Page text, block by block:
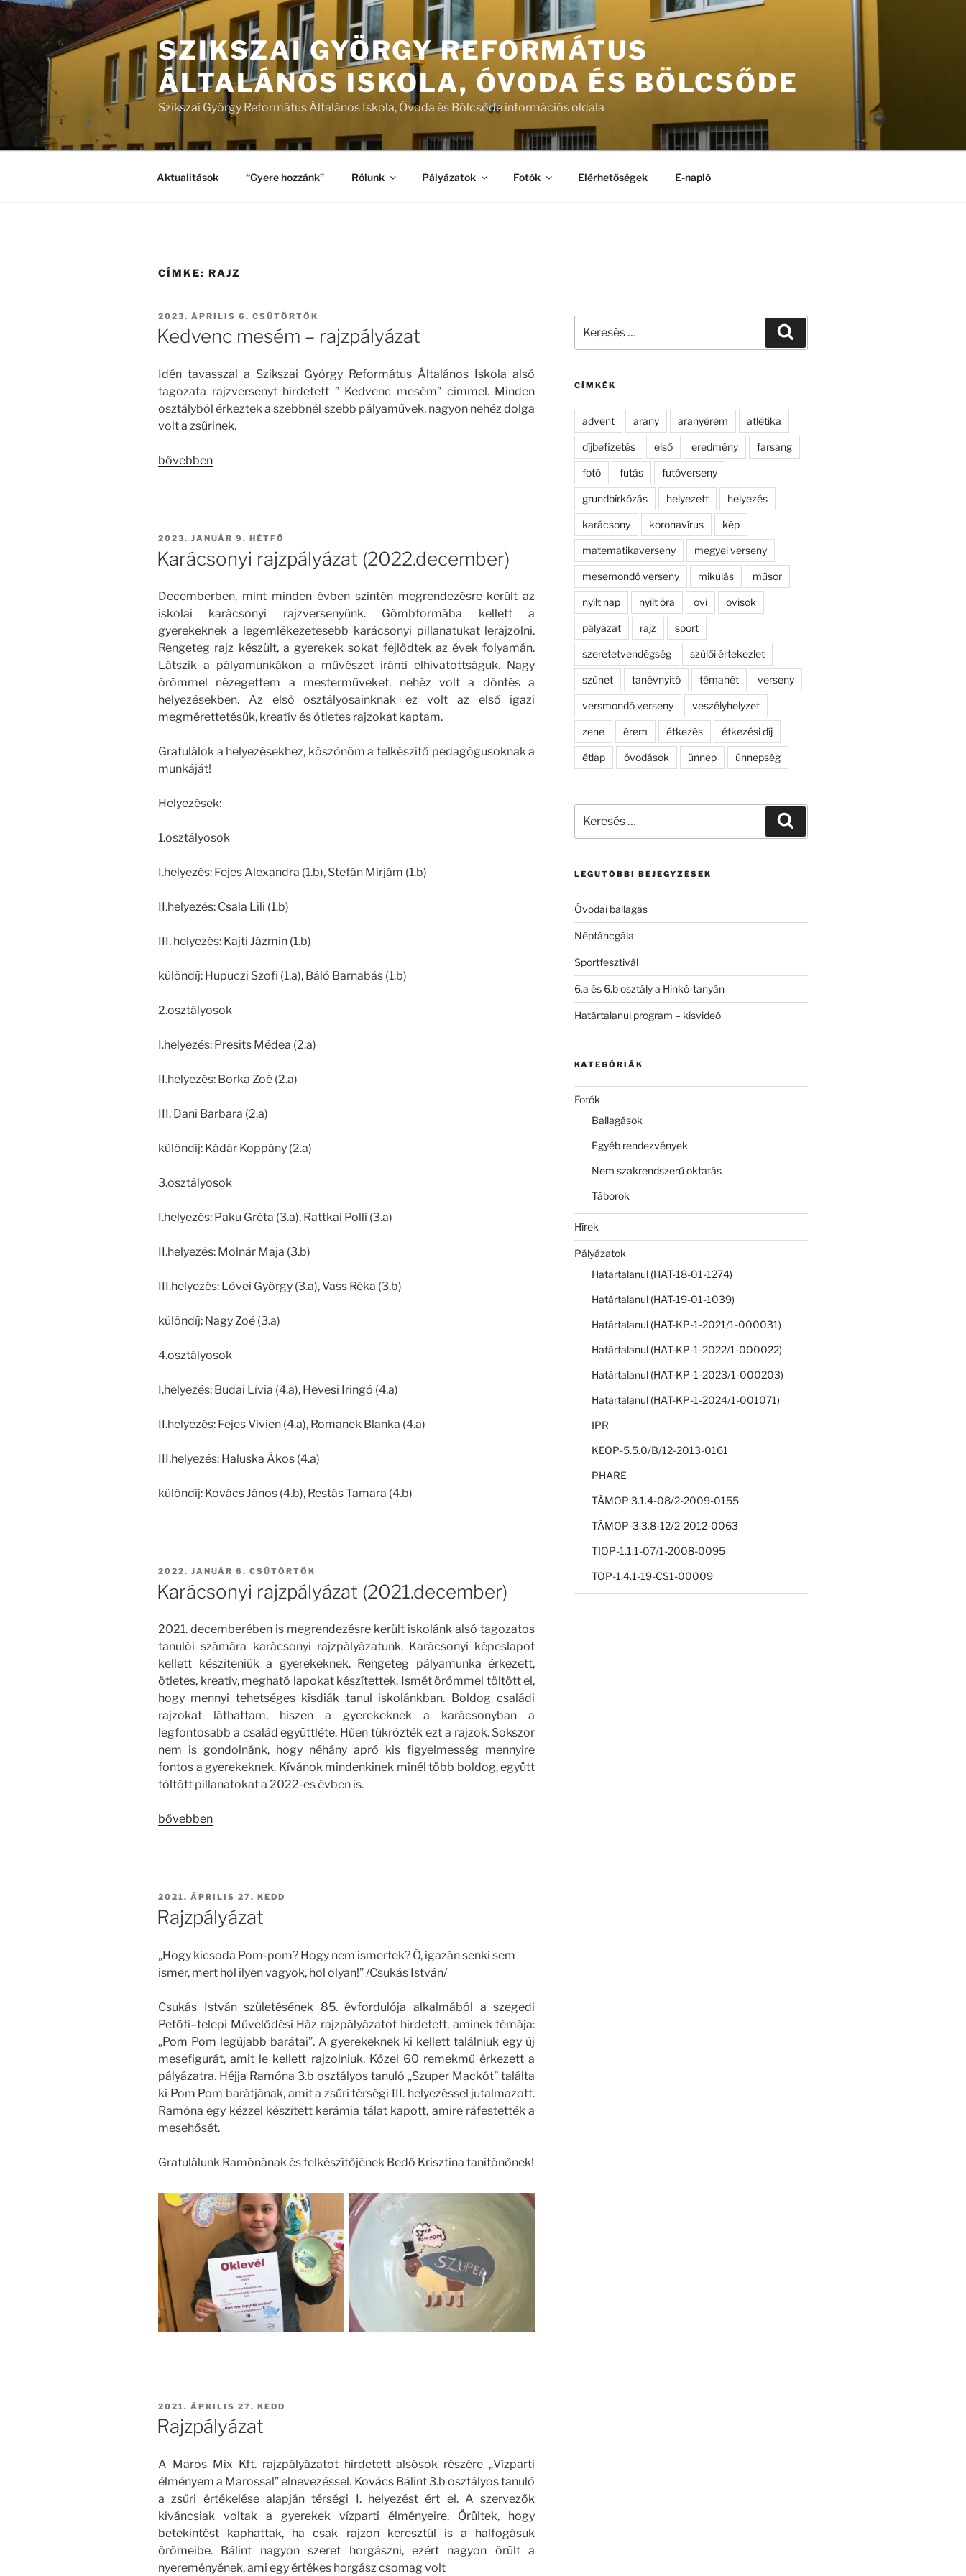
Tartalomhoz
SZIKSZAI GYÖRGY REFORMÁTUS
ÁLTALÁNOS ISKOLA, ÓVODA ÉS BÖLCSŐDE
Szikszai György Református Általános Iskola, Óvoda és Bölcsőde információs oldala
Aktualitások “Gyere hozzánk” Rólunk Pályázatok Fotók Elérhetőségek E-napló
CÍMKE: RAJZ
BEKÜLDVE:
2023. ÁPRILIS 6. CSÜTÖRTÖK
Kedvenc mesém – rajzpályázat
Idén tavasszal a Szikszai György Református Általános Iskola alsó
tagozata rajzversenyt hirdetett ” Kedvenc mesém” címmel. Minden
osztályból érkeztek a szebbnél szebb pályaművek, nagyon nehéz dolga
volt a zsűrinek.
„Kedvenc
bővebben
BEKÜLDVE:
2023. JANUÁR 9. HÉTFŐ
Karácsonyi rajzpályázat (2022.december)
Decemberben, mint minden évben szintén megrendezésre került az
iskolai karácsonyi rajzversenyünk. Gömbformába kellett a
gyerekeknek a legemlékezetesebb karácsonyi pillanatukat lerajzolni.
Rengeteg rajz készült, a gyerekek sokat fejlődtek az évek folyamán.
Látszik a pályamunkákon a művészet iránti elhivatottságuk. Nagy
örömmel nézegettem a mesterműveket, nehéz volt a döntés a
helyezésekben. Az első osztályosainknak ez volt az első igazi
megmérettetésük, kreatív és ötletes rajzokat kaptam.
Gratulálok a helyezésekhez, köszönöm a felkészítő pedagógusoknak a
munkáját!
Helyezések:
1.osztályosok
I.helyezés: Fejes Alexandra (1.b), Stefán Mirjám (1.b)
II.helyezés: Csala Lili (1.b)
III. helyezés: Kajti Jázmin (1.b)
különdíj: Hupuczi Szofi (1.a), Báló Barnabás (1.b)
2.osztályosok
I.helyezés: Presits Médea (2.a)
II.helyezés: Borka Zoé (2.a)
III. Dani Barbara (2.a)
különdíj: Kádár Koppány (2.a)
3.osztályosok
I.helyezés: Paku Gréta (3.a), Rattkai Polli (3.a)
II.helyezés: Molnár Maja (3.b)
III.helyezés: Lövei György (3.a), Vass Réka (3.b)
különdíj: Nagy Zoé (3.a)
4.osztályosok
I.helyezés: Budai Lívia (4.a), Hevesi Iringó (4.a)
II.helyezés: Fejes Vivien (4.a), Romanek Blanka (4.a)
III.helyezés: Haluska Ákos (4.a)
különdíj: Kovács János (4.b), Restás Tamara (4.b)
BEKÜLDVE:
2022. JANUÁR 6. CSÜTÖRTÖK
Karácsonyi rajzpályázat (2021.december)
2021. decemberében is megrendezésre került iskolánk alsó tagozatos
tanulói számára karácsonyi rajzpályázatunk. Karácsonyi képeslapot
kellett készíteniük a gyerekeknek. Rengeteg pályamunka érkezett,
ötletes, kreatív, megható lapokat készítettek. Ismét örömmel töltött el,
hogy mennyi tehetséges kisdiák tanul iskolánkban. Boldog családi
rajzokat láthattam, hiszen a gyerekeknek a karácsonyban a
legfontosabb a család együttléte. Hűen tükrözték ezt a rajzok. Sokszor
nem is gondolnánk, hogy néhány apró kis figyelmesség mennyire
fontos a gyerekeknek. Kívánok mindenkinek minél több boldog, együtt
töltött pillanatokat a 2022-es évben is.
„Karácsonyi
bővebben
BEKÜLDVE:
2021. ÁPRILIS 27. KEDD
Rajzpályázat
„Hogy kicsoda Pom-pom? Hogy nem ismertek? Ó, igazán senki sem
ismer, mert hol ilyen vagyok, hol olyan!” /Csukás István/
Csukás István születésének 85. évfordulója alkalmából a szegedi
Petőfi–telepi Művelődési Ház rajzpályázatot hirdetett, aminek témája:
„Pom Pom legújabb barátai”. A gyerekeknek ki kellett találniuk egy új
mesefigurát, amit le kellett rajzolniuk. Közel 60 remekmű érkezett a
pályázatra. Héjja Ramóna 3.b osztályos tanuló „Szuper Mackót” találta
ki Pom Pom barátjának, amit a zsűri térségi III. helyezéssel jutalmazott.
Ramóna egy kézzel készített kerámia tálat kapott, amire ráfestették a
mesehősét.
Gratulálunk Ramónának és felkészítőjének Bedő Krisztina tanítónőnek!
BEKÜLDVE:
2021. ÁPRILIS 27. KEDD
Rajzpályázat
A Maros Mix Kft. rajzpályázatot hirdetett alsósok részére „Vízparti
élményem a Marossal” elnevezéssel. Kovács Bálint 3.b osztályos tanuló
a zsűri értékelése alapján térségi I. helyezést ért el. A szervezők
kíváncsiak voltak a gyerekek vízparti élményeire. Örültek, hogy
betekintést kaphattak, ha csak rajzon keresztül is a halfogásuk
örömeibe. Bálint nagyon szeret horgászni, ezért nagyon örült a
nyereményének, ami egy értékes horgász csomag volt
következő
CÍMKÉK
advent arany aranyérem atlétika
díjbefizetés első eredmény farsang
fotó futás futóverseny
grundbírkózás helyezett helyezés
karácsony koronavírus kép
matematikaverseny megyei verseny
mesemondó verseny mikulás műsor
nyílt nap nyílt óra ovi ovisok
pályázat rajz sport
szeretetvendégség szülői értekezlet
szünet tanévnyitó témahét verseny
versmondó verseny veszélyhelyzet
zene érem étkezés étkezési díj
étlap óvodások ünnep ünnepség
következő
LEGUTÓBBI BEJEGYZÉSEK
Óvodai ballagás
Néptáncgála
Sportfesztivál
6.a és 6.b osztály a Hinkó-tanyán
Határtalanul program – kisvideó
KATEGÓRIÁK
Fotók
Ballagások
Egyéb rendezvények
Nem szakrendszerű oktatás
Táborok
Hírek
Pályázatok
Határtalanul (HAT-18-01-1274)
Határtalanul (HAT-19-01-1039)
Határtalanul (HAT-KP-1-2021/1-000031)
Határtalanul (HAT-KP-1-2022/1-000022)
Határtalanul (HAT-KP-1-2023/1-000203)
Határtalanul (HAT-KP-1-2024/1-001071)
IPR
KEOP-5.5.0/B/12-2013-0161
PHARE
TÁMOP 3.1.4-08/2-2009-0155
TÁMOP-3.3.8-12/2-2012-0063
TIOP-1.1.1-07/1-2008-0095
TOP-1.4.1-19-CS1-00009